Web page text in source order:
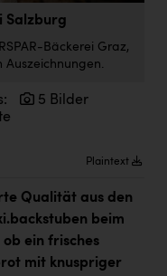
Salzburg
Bäckerei Graz,
5 Bilder
Plaintext
Qualität aus den
beim
ein frisches
mit knuspriger